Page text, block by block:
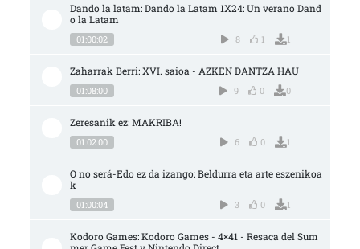
Dando la latam: Dando la Latam 1X24: Un verano Dand
o la Latam
01:00:02 8 1 1
Zaharrak Berri: XVI. saioa - AZKEN DANTZA HAU
01:08:00 9 0 0
Zeresanik ez: MAKRIBA!
01:02:00 6 0 1
O no será-Edo ez da izango: Beldurra eta arte eszenikoa
k
01:00:04 3 0 1
Kodoro Games: Kodoro Games - 4×41 - Resaca del Sum